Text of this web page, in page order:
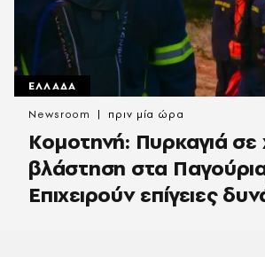
ΕΛΛΑΔΑ
Κομοτηνή: Πυρκαγιά σε
βλάστηση στα
Επιχειρούν επίγειες
Newsroom πριν μία ώρα